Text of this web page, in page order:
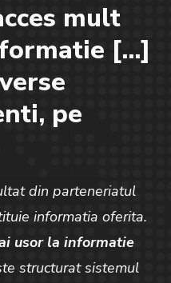
mult
[…]
pe
din parteneriatul
informatia oferita.
usor la informatie
structurat sistemul